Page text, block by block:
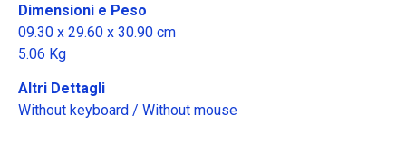
Dimensioni e Peso
09.30 x 29.60 x 30.90 cm
5.06 Kg
Altri Dettagli
Without keyboard / Without mouse